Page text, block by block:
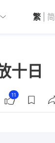
深圳 觀點
繁 简
十日
11